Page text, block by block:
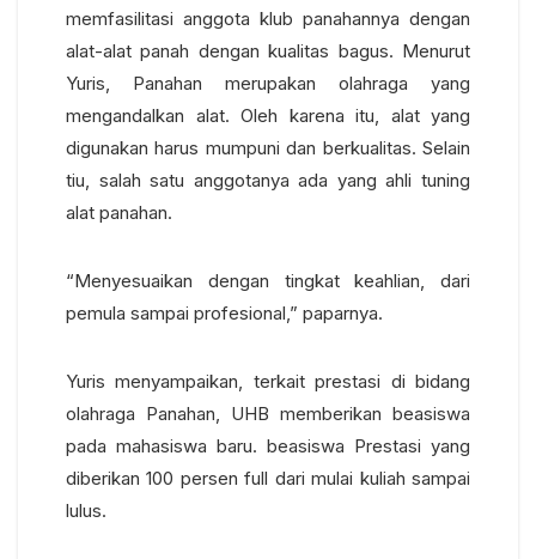
memfasilitasi anggota klub panahannya dengan
alat-alat panah dengan kualitas bagus. Menurut
Yuris, Panahan merupakan olahraga yang
mengandalkan alat. Oleh karena itu, alat yang
digunakan harus mumpuni dan berkualitas. Selain
tiu, salah satu anggotanya ada yang ahli tuning
alat panahan.
“Menyesuaikan dengan tingkat keahlian, dari
pemula sampai profesional,” paparnya.
Yuris menyampaikan, terkait prestasi di bidang
olahraga Panahan, UHB memberikan beasiswa
pada mahasiswa baru. beasiswa Prestasi yang
diberikan 100 persen full dari mulai kuliah sampai
lulus.